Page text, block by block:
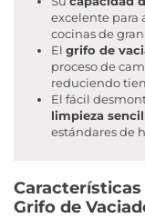
excelente para
cocinas de
El grifo de
proceso de
reduciendo
El fácil
limpieza
estándares de
Características
Grifo de